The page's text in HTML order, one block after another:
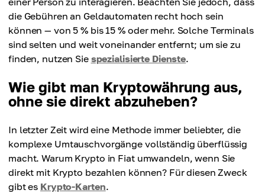
die Gebühren an Geldautomaten recht hoch sein
können — von 5 % bis 15 % oder mehr. Solche Terminals
sind selten und weit voneinander entfernt; um sie zu
finden, nutzen Sie spezialisierte Dienste.
Wie gibt man Kryptowährung aus,
ohne sie direkt abzuheben?
In letzter Zeit wird eine Methode immer beliebter, die
komplexe Umtauschvorgänge vollständig überflüssig
macht. Warum Krypto in Fiat umwandeln, wenn Sie
direkt mit Krypto bezahlen können? Für diesen Zweck
gibt es Krypto-Karten.